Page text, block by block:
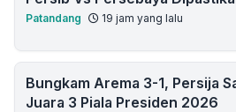
Patandang 19 jam yang lalu
Bungkam Arema 3-1, Persija
Juara 3 Piala Presiden 2026